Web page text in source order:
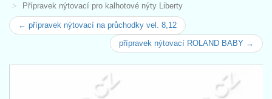
Přípravek nýtovací pro kalhotové nýty Liberty
← přípravek nýtovací na průchodky vel. 8,12
přípravek nýtovací ROLAND BABY →